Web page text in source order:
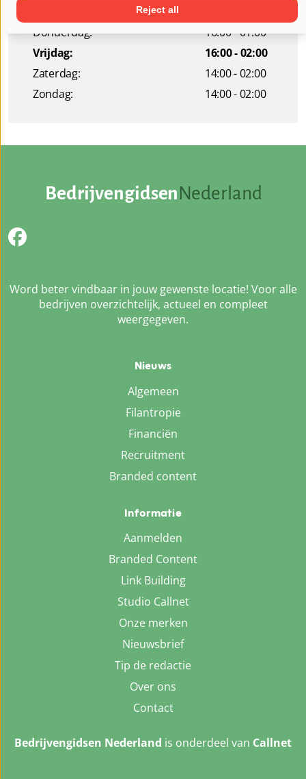
Donderdag:
16:00 - 01:00
Vrijdag:
16:00 - 02:00
Zaterdag:
14:00 - 02:00
Zondag:
14:00 - 02:00
BedrijvengidsenNederland
Word beter vindbaar in jouw gewenste locatie! Voor alle
bedrijven overzichtelijk, actueel en compleet
weergegeven.
Nieuws
Algemeen
Filantropie
Financiën
Recruitment
Branded content
Informatie
Aanmelden
Branded Content
Link Building
Studio Callnet
Onze merken
Nieuwsbrief
Tip de redactie
Over ons
Contact
Bedrijvengidsen Nederland is onderdeel van Callnet
Reject all